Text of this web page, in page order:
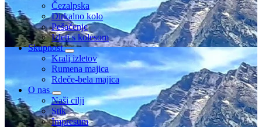
Čezalpska
Dirkalno kolo
Pešačenje
Izleti s kolesom
Skupnost
Kralj izletov
Rumena majica
Rdeče-bela majica
O nas
Naši cilji
Stik
Impresum